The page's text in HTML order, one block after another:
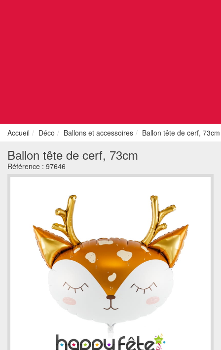
Accueil Déco Ballons et accessoires Ballon tête de cerf, 73cm
Ballon tête de cerf, 73cm
Référence : 97646